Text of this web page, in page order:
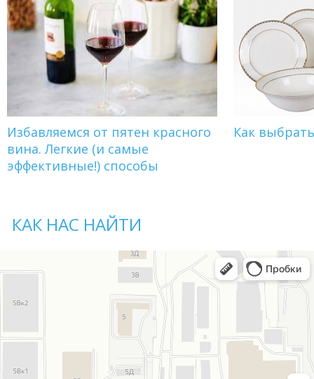
Избавляемся от пятен красного
вина. Легкие (и самые
эффективные!) способы
Как
КАК НАС НАЙТИ